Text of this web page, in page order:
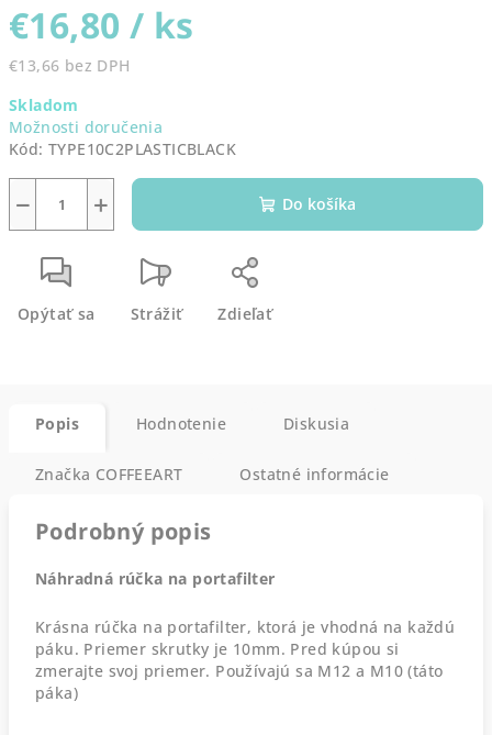
€16,80 / ks
€13,66 bez DPH
cena:
Skladom
Možnosti doručenia
Kód: TYPE10C2PLASTICBLACK
+
− Do košíka
Opýtať sa Strážiť Zdieľať
Popis Hodnotenie Diskusia
Značka COFFEEART Ostatné informácie
Podrobný popis
Náhradná rúčka na portafilter
Krásna rúčka na portafilter, ktorá je vhodná na každú
páku. Priemer skrutky je 10mm. Pred kúpou si
zmerajte svoj priemer. Používajú sa M12 a M10 (táto
páka)